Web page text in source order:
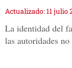
Actualizado: 11 julio
La identidad del
las autoridades